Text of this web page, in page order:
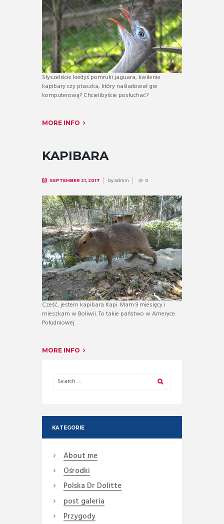
Słyszeliście kiedyś pomruki jaguara, kwilenie
kapibary czy ptaszka, który naśladował gre
komputerową? Chcielibyście posłuchać?
MORE INFO
KAPIBARA
SEPTEMBER 21, 2017 byadmin 0
Cześć, jestem kapibara Kapi. Mam 9 miesięcy i
mieszkam w Boliwii. To takie państwo w Ameryce
Południowej.
MORE INFO
KATEGORIE
About me
Ośrodki
Polska Dr Dolitte
post galeria
Przygody